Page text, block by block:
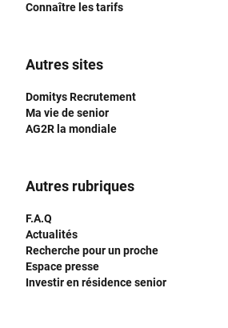
Connaître les tarifs
Autres sites
Domitys Recrutement
Ma vie de senior
AG2R la mondiale
Autres rubriques
F.A.Q
Actualités
Recherche pour un proche
Espace presse
Investir en résidence senior